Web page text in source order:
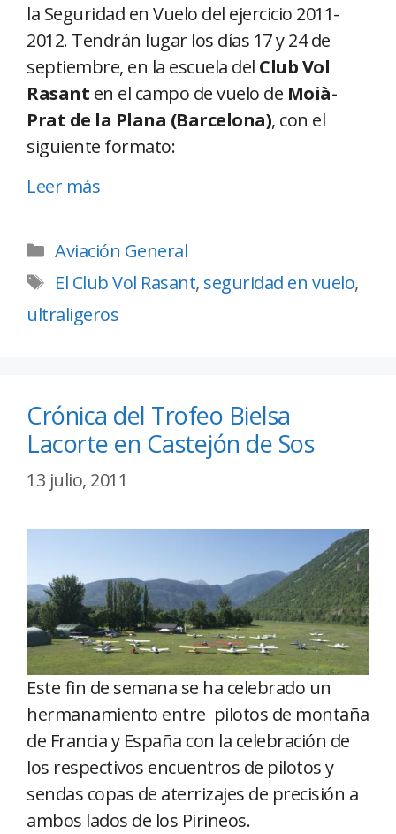
la Seguridad en Vuelo del ejercicio 2011-
2012. Tendrán lugar los días 17 y 24 de
septiembre, en la escuela del Club Vol
Rasant en el campo de vuelo de Moià-
Prat de la Plana (Barcelona), con el
siguiente formato:
Leer más
Aviación General
El Club Vol Rasant, seguridad en vuelo,
ultraligeros
Crónica del Trofeo Bielsa
Lacorte en Castejón de Sos
13 julio, 2011
Este fin de semana se ha celebrado un
hermanamiento entre pilotos de montaña
de Francia y España con la celebración de
los respectivos encuentros de pilotos y
sendas copas de aterrizajes de precisión a
ambos lados de los Pirineos.